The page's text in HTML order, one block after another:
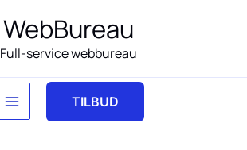
WebBureau
Full-service webbureau
TILBUD